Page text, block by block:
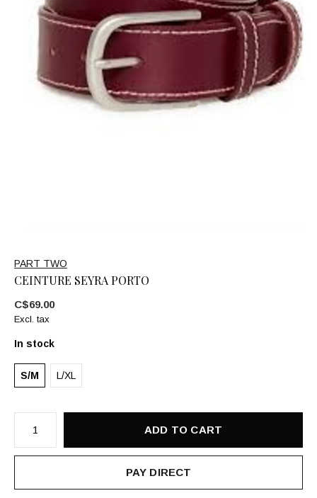
PART TWO
CEINTURE SEYRA PORTO
C$69.00
Excl. tax
In stock
S/M L/XL
ADD TO CART
PAY DIRECT